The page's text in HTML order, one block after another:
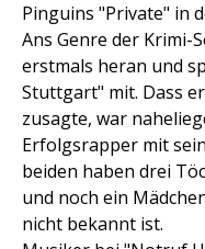
Pinguins "Private" in
Ans Genre der Krimi-
erstmals heran und
Stuttgart" mit. Dass
zusagte, war
Erfolgsrapper mit
beiden haben drei
und noch ein
nicht bekannt ist.